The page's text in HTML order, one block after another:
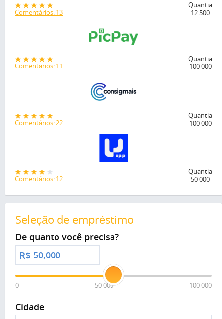
Comentários: 13
Quantia
12 500
Comentários: 11
Quantia
100 000
Comentários: 22
Quantia
100 000
Comentários: 12
Quantia
50 000
Seleção de empréstimo
De quanto você precisa?
R$
0 50 000 100 000
Cidade